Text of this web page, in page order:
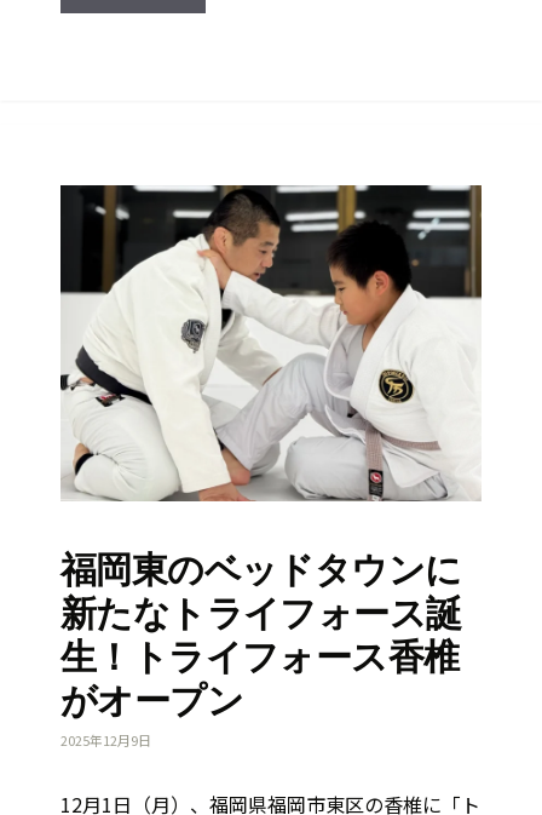
福岡東のベッドタウンに
新たなトライフォース誕
生！トライフォース香椎
がオープン
2025年12月9日
12月1日（月）、福岡県福岡市東区の香椎に「ト